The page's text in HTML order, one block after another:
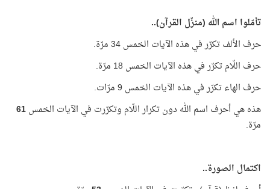
تأمّلوا اسم الله (منزّل القرآن)..
حرف الألف تكرّر في هذه الآيات الخمس 34 مرّة.
حرف اللّام تكرّر في هذه الآيات الخمس 18 مرّة.
حرف الهاء تكرّر في هذه الآيات الخمس 9 مرّات.
هذه هي أحرف اسم الله دون تكرار اللّام وتكرّرت في الآيات الخمس61
مرّة.
اكتمال الصورة..